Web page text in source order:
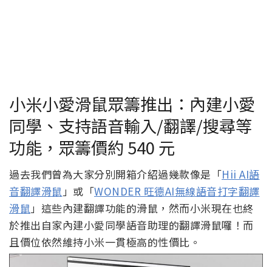
小米小愛滑鼠眾籌推出：內建小愛
同學、支持語音輸入/翻譯/搜尋等
功能，眾籌價約 540 元
過去我們曾為大家分別開箱介紹過幾款像是「Hii AI語
音翻譯滑鼠」或「WONDER 旺德AI無線語音打字翻譯
滑鼠」這些內建翻譯功能的滑鼠，然而小米現在也終
於推出自家內建小愛同學語音助理的翻譯滑鼠囉！而
且價位依然維持小米一貫極高的性價比。